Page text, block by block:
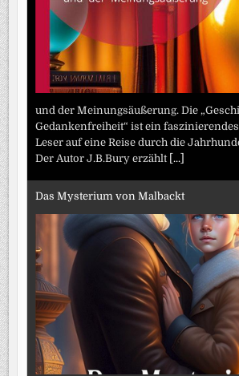
und der Meinungsäußerung. Die
Gedankenfreiheit“ ist ein
Leser auf eine Reise durch die
Der Autor J.B.Bury erzählt [...]
Das Mysterium von Malbackt